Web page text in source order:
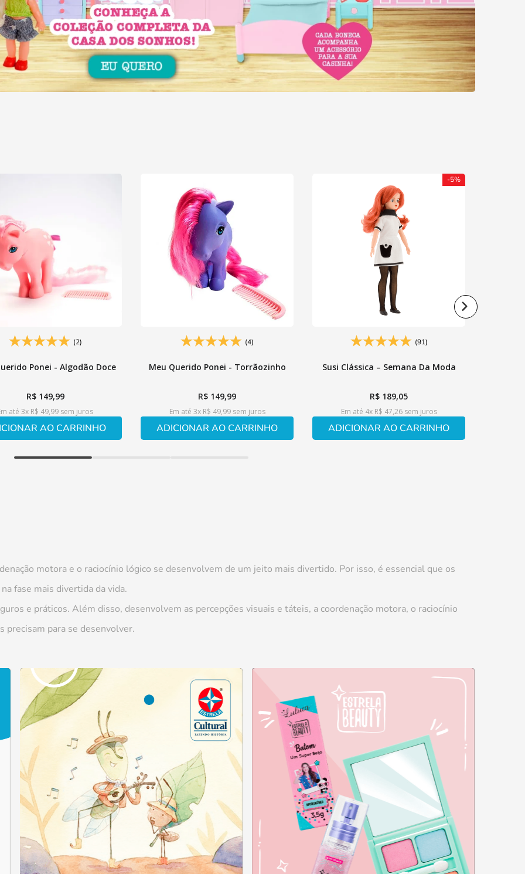
(2)
Ponei - Algodão Doce
R$ 149,99
até3x R$ 49,99 sem juros
AO CARRINHO
(4)
Meu Querido Ponei - Torrãozinho
R$ 149,99
Em até 3x R$ 49,99sem juros
ADICIONAR AO CARRINHO
-5%
(91)
Susi Clássica – Semana Da Moda
R$ 189,05
Em até 4x R$ 47,26sem juros
ADICIONAR AO CARRINHO
motora e o raciocínio lógico se desenvolvem de um jeito mais divertido. Por isso, é essencial que os
fase mais divertida da vida.
e práticos. Além disso, desenvolvem as percepções visuais e táteis, a coordenação motora, o raciocínio
precisam para se desenvolver.